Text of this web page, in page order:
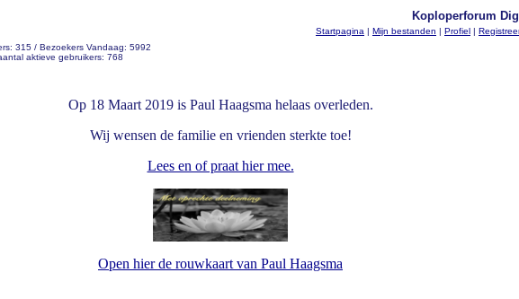
315 / Bezoekers Vandaag: 5992
aktieve gebruikers: 768
Koploperforum
Startpagina | Mijn bestanden | Profiel |
Op 18 Maart 2019 is Paul Haagsma helaas overleden.
Wij wensen de familie en vrienden sterkte toe!
Lees en of praat hier mee.
Open hier de rouwkaart van Paul Haagsma